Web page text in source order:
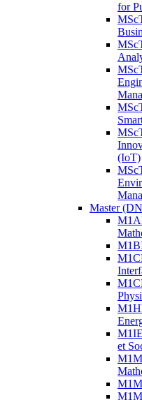
for
(IoT)
Master
et